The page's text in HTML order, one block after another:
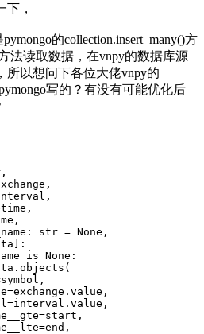
下，
的collection.insert_many()方
法读取数据，在vnpy的数据库源
所以想问下各位大佬vnpy的
写的？有没有可能优化后
str = None,
is None: